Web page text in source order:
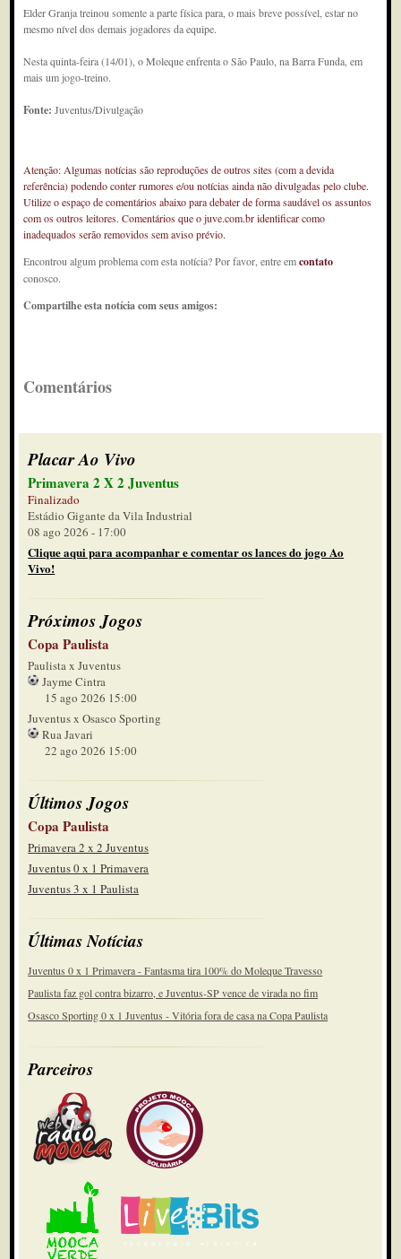
Elder Granja treinou somente a parte física para, o mais breve possível, estar no
mesmo nível dos demais jogadores da equipe.
Nesta quinta-feira (14/01), o Moleque enfrenta o São Paulo, na Barra Funda, em
mais um jogo-treino.
Fonte:Juventus/Divulgação
Atenção: Algumas notícias são reproduções de outros sites (com a devida
referência) podendo conter rumores e/ou notícias ainda não divulgadas pelo clube.
Utilize o espaço de comentários abaixo para debater de forma saudável os assuntos
com os outros leitores. Comentários que o juve.com.br identificar como
inadequados serão removidos sem aviso prévio.
Encontrou algum problema com esta notícia? Por favor, entre emcontato
conosco.
Compartilhe esta notícia com seus amigos:
Comentários
Placar Ao Vivo
Primavera 2 X 2 Juventus
Finalizado
Estádio Gigante da Vila Industrial
08 ago 2026 - 17:00
Clique aqui para acompanhar e comentar os lances do jogo Ao
Vivo!
Próximos Jogos
Copa Paulista
Paulista x Juventus
Jayme Cintra
15 ago 2026 15:00
Juventus x Osasco Sporting
Rua Javari
22 ago 2026 15:00
Últimos Jogos
Copa Paulista
Primavera 2 x 2 Juventus
Juventus 0 x 1 Primavera
Juventus 3 x 1 Paulista
Últimas Notícias
Juventus 0 x 1 Primavera - Fantasma tira 100% do Moleque Travesso
Paulista faz gol contra bizarro, e Juventus-SP vence de virada no fim
Osasco Sporting 0 x 1 Juventus - Vitória fora de casa na Copa Paulista
Parceiros